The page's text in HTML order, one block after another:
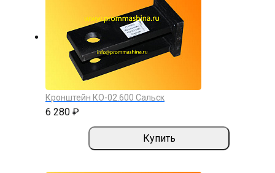
Кронштейн КО-02.600 Сальск
6 280 ₽
Купить